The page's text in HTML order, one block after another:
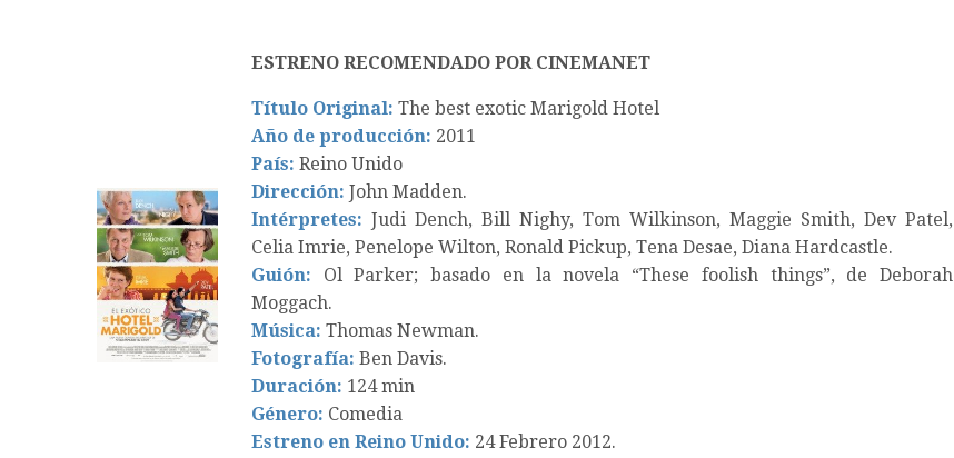
ESTRENO RECOMENDADO POR CINEMANET
Título Original: The best exotic Marigold Hotel
Año de producción: 2011
País: Reino Unido
Dirección: John Madden.
Intérpretes: Judi Dench, Bill Nighy, Tom Wilkinson, Maggie Smith, Dev Patel,
Celia Imrie, Penelope Wilton, Ronald Pickup, Tena Desae, Diana Hardcastle.
Guión: Ol Parker; basado en la novela “These foolish things”, de Deborah
Moggach.
Música: Thomas Newman.
Fotografía: Ben Davis.
Duración: 124 min
Género: Comedia
Estreno en Reino Unido: 24 Febrero 2012.